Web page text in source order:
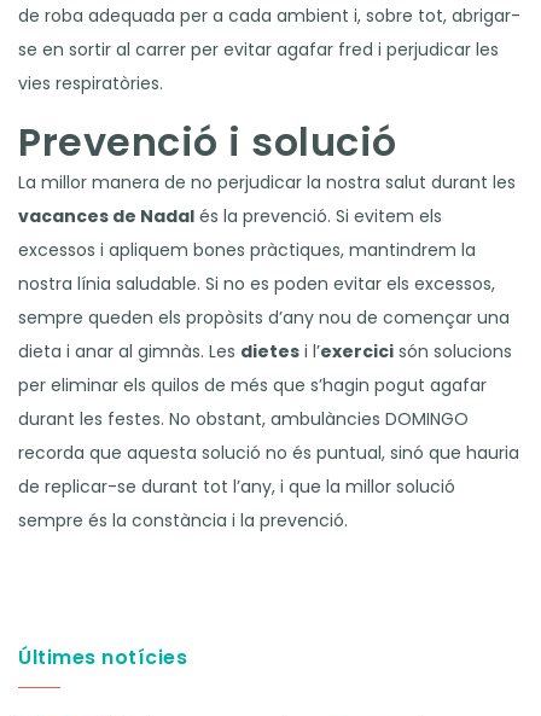
de roba adequada per a cada ambient i, sobre tot, abrigar-
se en sortir al carrer per evitar agafar fred i perjudicar les
vies respiratòries.
Prevenció i solució
La millor manera de no perjudicar la nostra salut durant les
vacances de Nadal és la prevenció. Si evitem els
excessos i apliquem bones pràctiques, mantindrem la
nostra línia saludable. Si no es poden evitar els excessos,
sempre queden els propòsits d’any nou de començar una
dieta i anar al gimnàs. Les dietes i l’exercici són solucions
per eliminar els quilos de més que s’hagin pogut agafar
durant les festes. No obstant, ambulàncies DOMINGO
recorda que aquesta solució no és puntual, sinó que hauria
de replicar-se durant tot l’any, i que la millor solució
sempre és la constància i la prevenció.
Últimes notícies